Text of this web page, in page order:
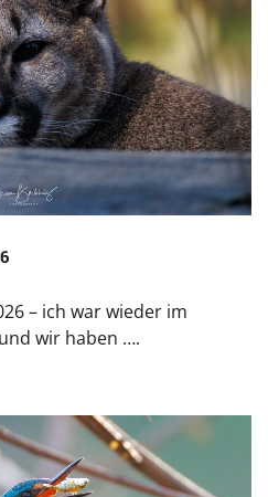
– ich war wieder im
wir haben ….